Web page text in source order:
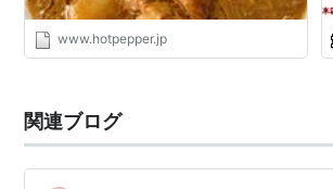
www.hotpepper.jp
関連ブログ